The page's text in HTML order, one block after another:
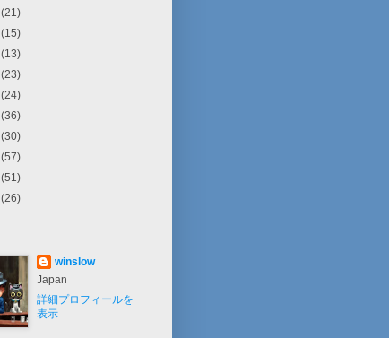
(21)
(15)
(13)
(23)
(24)
(36)
(30)
(57)
(51)
(26)
winslow
Japan
詳細プロフィールを
表示